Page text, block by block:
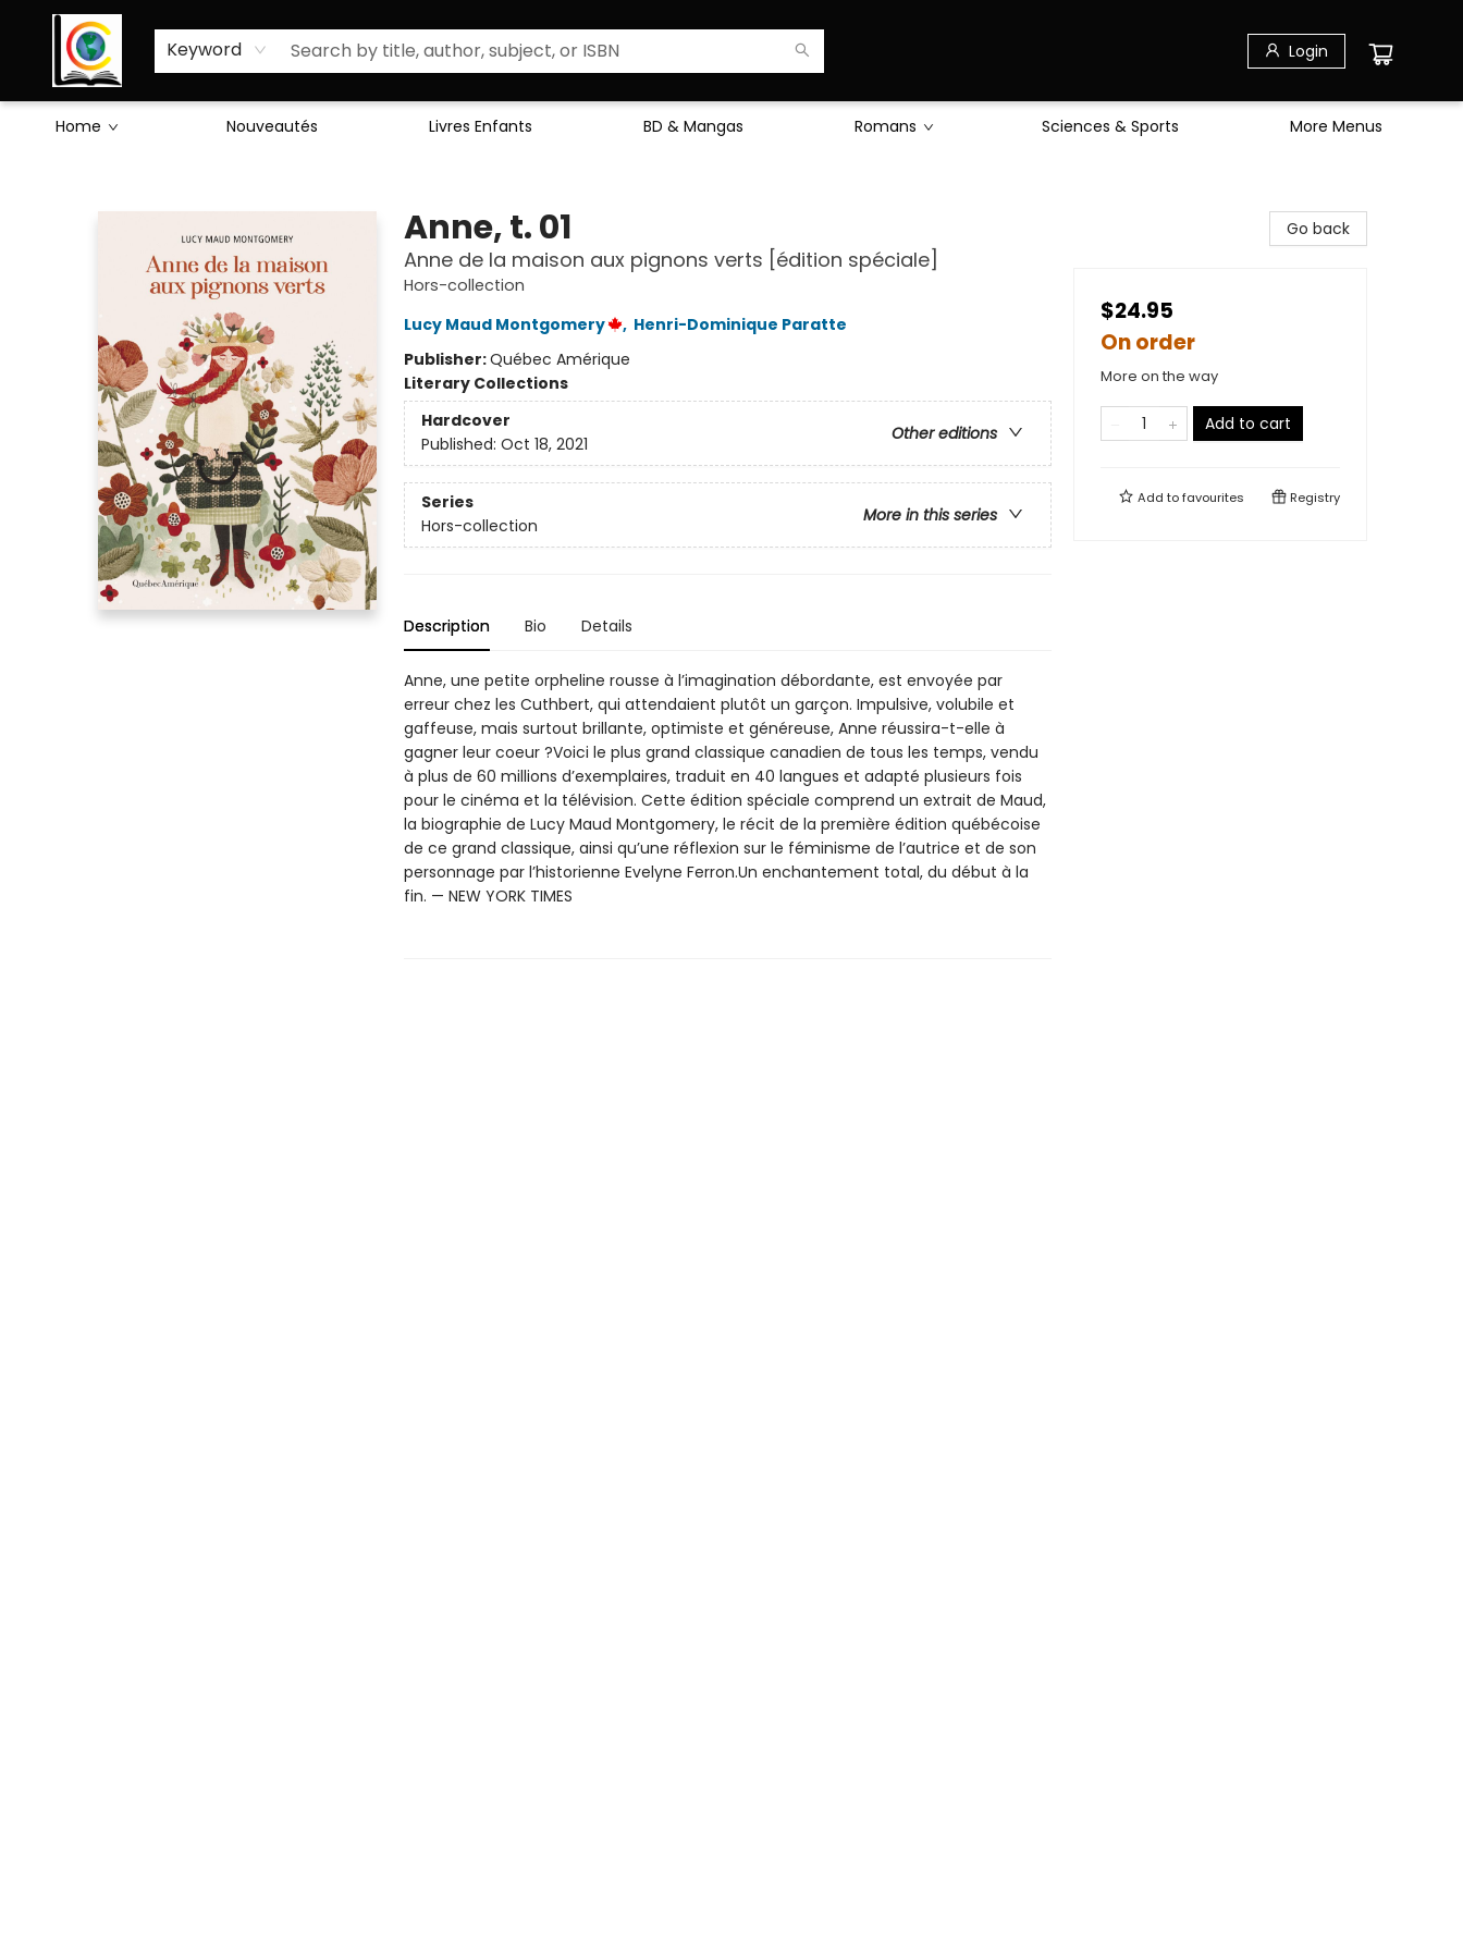
Keyword Login
Home Nouveautés Livres Enfants BD & Mangas Romans Sciences & Sports
Sciences Humaines
Activités & Jeux
Enseignants
Littérature
À Propos de Nous
More Menus
Anne, t. 01
Anne de la maison aux pignons verts [édition spéciale]
Hors-collection
Lucy Maud Montgomery
, Henri-Dominique Paratte
Publisher:Québec Amérique
Literary Collections
Hardcover
Other editions
Published: Oct 18, 2021
Series
More in this series
Hors-collection
Description Bio Details
Anne, une petite orpheline rousse à l’imagination débordante, est envoyée par
erreur chez les Cuthbert, qui attendaient plutôt un garçon. Impulsive, volubile et
gaffeuse, mais surtout brillante, optimiste et généreuse, Anne réussira-t-elle à
gagner leur coeur ?Voici le plus grand classique canadien de tous les temps, vendu
à plus de 60 millions d’exemplaires, traduit en 40 langues et adapté plusieurs fois
pour le cinéma et la télévision. Cette édition spéciale comprend un extrait de Maud,
la biographie de Lucy Maud Montgomery, le récit de la première édition québécoise
de ce grand classique, ainsi qu’une réflexion sur le féminisme de l’autrice et de son
personnage par l’historienne Evelyne Ferron.Un enchantement total, du début à la
fin. — NEW YORK TIMES
Go back
$24.95
On order
More on the way
Add to cart
Add tofavourites Registry